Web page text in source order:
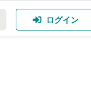
ログイン